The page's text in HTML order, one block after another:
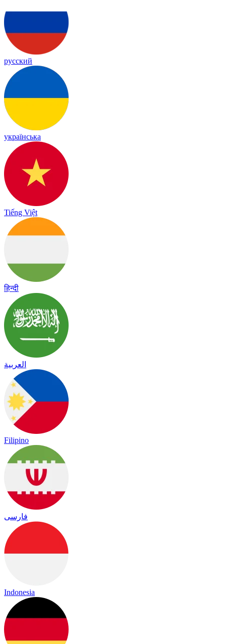
русский
українська
Tiếng Việt
हिन्दी
العربية
Filipino
فارسی
Indonesia